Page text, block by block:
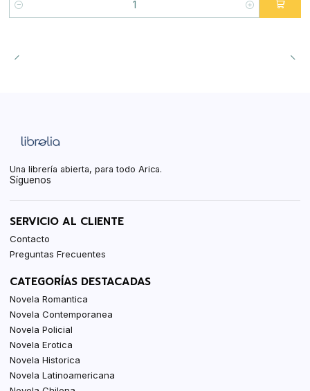
Cantidad
Una librería abierta, para todo Arica.
Síguenos
SERVICIO AL CLIENTE
Contacto
Preguntas Frecuentes
CATEGORÍAS DESTACADAS
Novela Romantica
Novela Contemporanea
Novela Policial
Novela Erotica
Novela Historica
Novela Latinoamericana